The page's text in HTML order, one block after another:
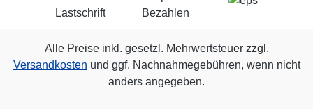
Alle Preise inkl. gesetzl. Mehrwertsteuer zzgl.
Versandkosten und ggf. Nachnahmegebühren, wenn nicht
anders angegeben.